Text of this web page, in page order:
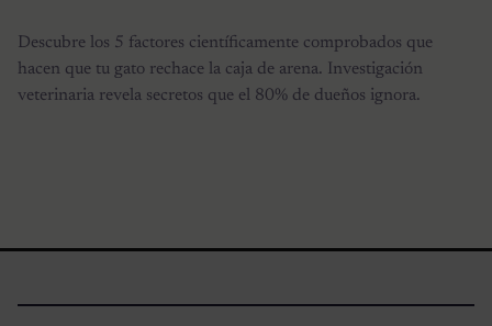
Descubre los 5 factores científicamente comprobados que
hacen que tu gato rechace la caja de arena. Investigación
veterinaria revela secretos que el 80% de dueños ignora.